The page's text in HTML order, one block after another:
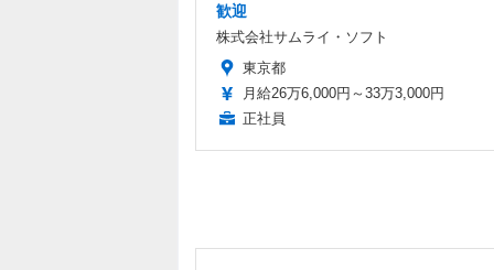
歓迎
株式会社サムライ・ソフト
東京都
月給26万6,000円～33万3,000円
正社員